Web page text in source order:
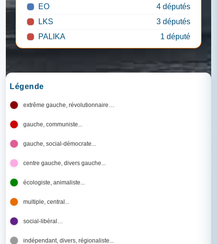
EO
4 députés
LKS
3 députés
PALIKA
1 député
Légende
extrême gauche, révolutionnaire…
gauche, communiste...
gauche, social-démocrate...
centre gauche, divers gauche...
écologiste, animaliste...
multiple, central...
social-libéral…
indépendant, divers, régionaliste...